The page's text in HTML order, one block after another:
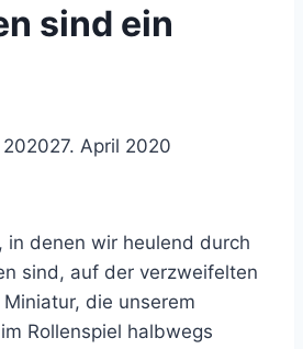
sind ein
202027. April 2020
in denen wir heulend durch
sind, auf der verzweifelten
die unserem
Rollenspiel halbwegs